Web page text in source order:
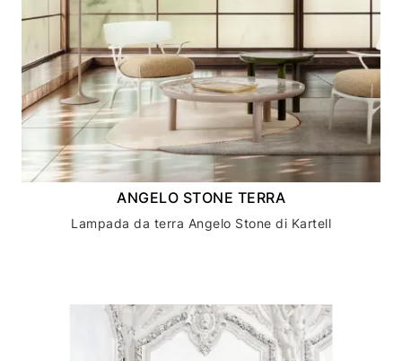
ANGELO STONE TERRA
Lampada da terra Angelo Stone di Kartell